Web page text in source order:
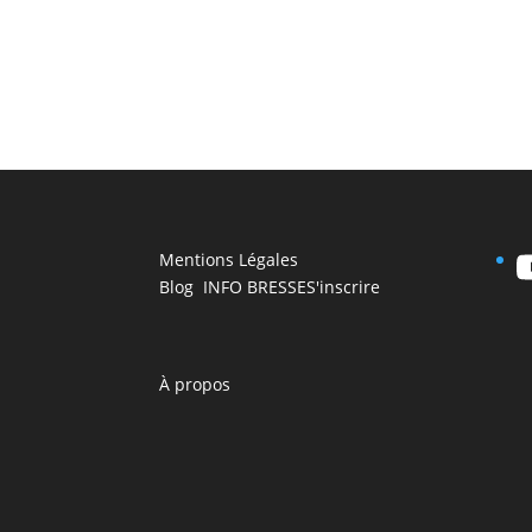
Mentions Légales
Blog INFO BRESSES'inscrire
À propos